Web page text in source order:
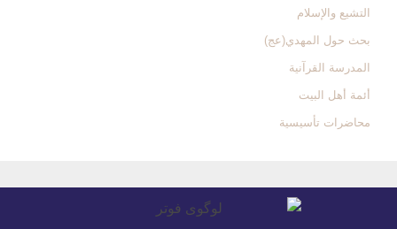
التشیع والإسلام
بحث حول المهدي(عج)
المدرسة القرآنیة
أئمة أهل البیت
محاضرات تأسیسیة